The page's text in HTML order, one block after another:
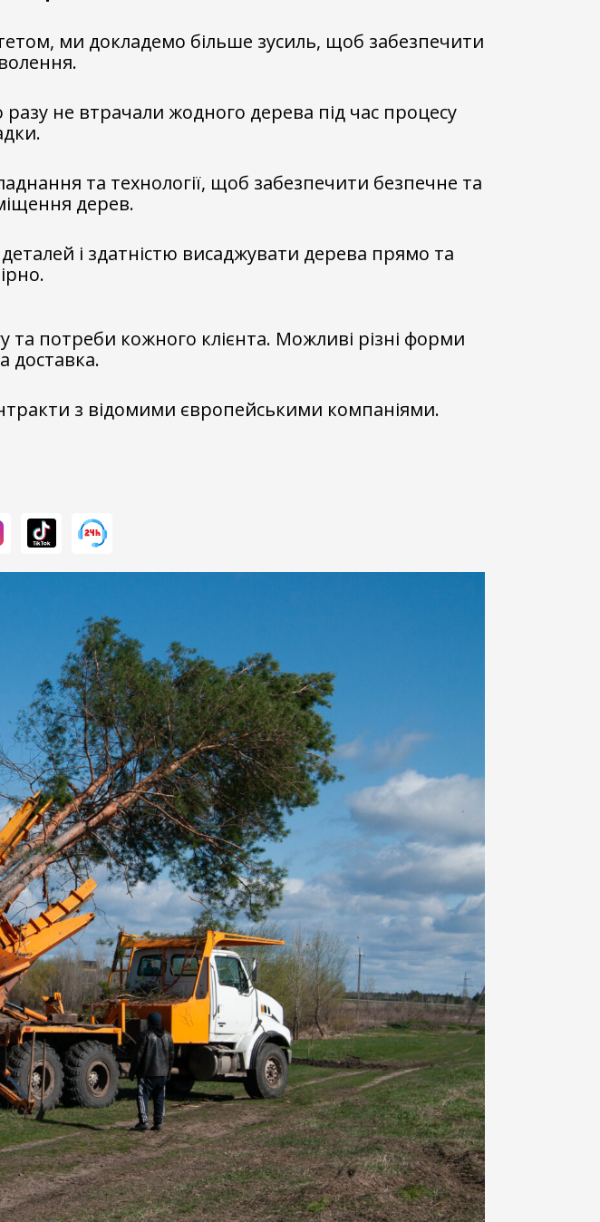
ми докладемо більше зусиль, щоб забезпечити
не втрачали жодного дерева під час процесу
та технології, щоб забезпечити безпечне та
дерев.
і здатністю висаджувати дерева прямо та
та потреби кожного клієнта. Можливі різні форми
доставка.
з відомими європейськими компаніями.